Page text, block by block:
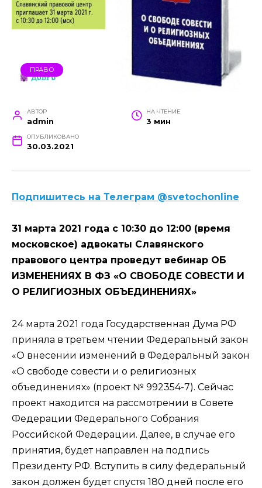
ПРАВО
АВТОР
admin
НА ЧТЕНИЕ
3 мин
ОПУБЛИКОВАНО
30.03.2021
Подпишитесь на Телеграм @svetochonline
31 марта 2021 года с 10:30 до 12:00 (время
московское) адвокаты Славянского
правового центра проведут вебинар ОБ
ИЗМЕНЕНИЯХ В ФЗ «О СВОБОДЕ СОВЕСТИ И
О РЕЛИГИОЗНЫХ ОБЪЕДИНЕНИЯХ»
24 марта 2021 года Государственная Дума РФ
приняла в третьем чтении Федеральный закон
«О внесении изменений в Федеральный закон
«О свободе совести и о религиозных
объединениях» (проект № 992354-7). Сейчас
проект находится на рассмотрении в Совете
Федерации Федерального Собрания
Российской Федерации. Далее, в случае его
принятия, будет направлен на подпись
Президенту РФ. Вступить в силу федеральный
закон должен будет спустя 180 дней после его